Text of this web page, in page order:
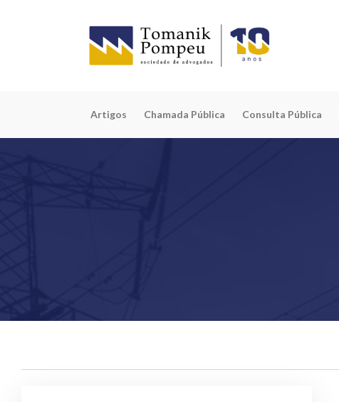
Artigos Chamada Pública Consulta Pública